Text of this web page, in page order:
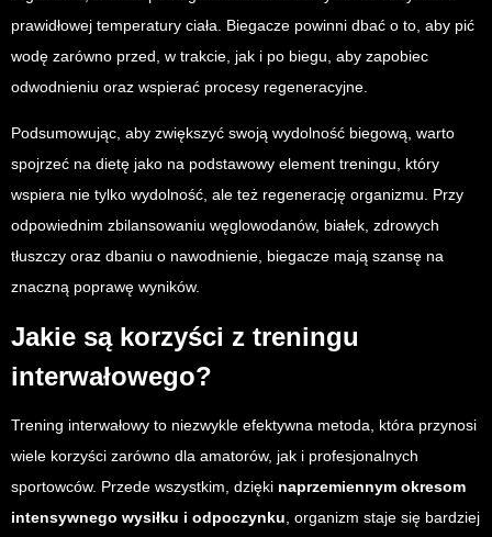
prawidłowej temperatury ciała. Biegacze powinni dbać o to, aby pić
wodę zarówno przed, w trakcie, jak i po biegu, aby zapobiec
odwodnieniu oraz wspierać procesy regeneracyjne.
Podsumowując, aby zwiększyć swoją wydolność biegową, warto
spojrzeć na dietę jako na podstawowy element treningu, który
wspiera nie tylko wydolność, ale też regenerację organizmu. Przy
odpowiednim zbilansowaniu węglowodanów, białek, zdrowych
tłuszczy oraz dbaniu o nawodnienie, biegacze mają szansę na
znaczną poprawę wyników.
Jakie są korzyści z treningu
interwałowego?
Trening interwałowy to niezwykle efektywna metoda, która przynosi
wiele korzyści zarówno dla amatorów, jak i profesjonalnych
sportowców. Przede wszystkim, dzięki naprzemiennym okresom
intensywnego wysiłku i odpoczynku , organizm staje się bardziej